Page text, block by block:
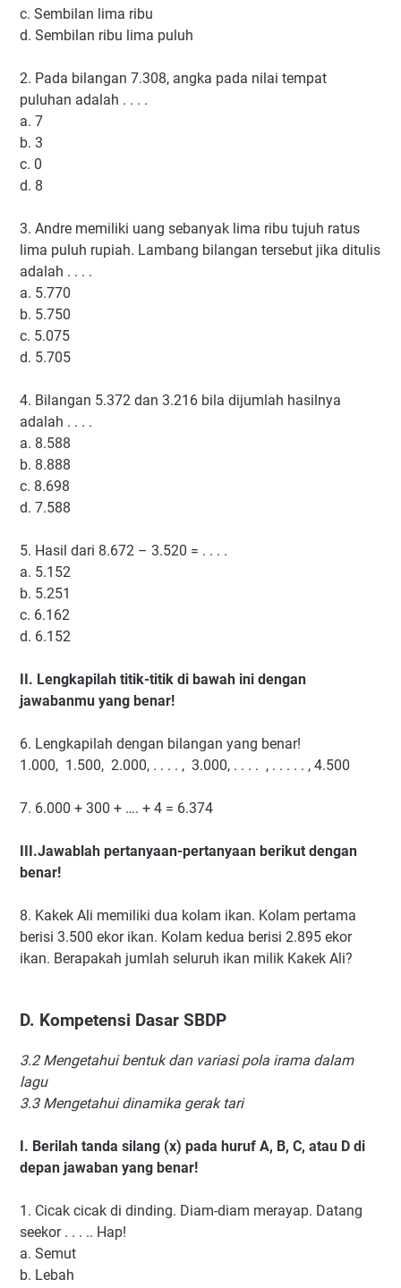
c. Sembilan lima ribu
d. Sembilan ribu lima puluh
2. Pada bilangan 7.308, angka pada nilai tempat
puluhan adalah . . . .
a. 7
b. 3
c. 0
d. 8
3. Andre memiliki uang sebanyak lima ribu tujuh ratus
lima puluh rupiah. Lambang bilangan tersebut jika ditulis
adalah . . . .
a. 5.770
b. 5.750
c. 5.075
d. 5.705
4. Bilangan 5.372 dan 3.216 bila dijumlah hasilnya
adalah . . . .
a. 8.588
b. 8.888
c. 8.698
d. 7.588
5. Hasil dari 8.672 – 3.520 = . . . .
a. 5.152
b. 5.251
c. 6.162
d. 6.152
II. Lengkapilah titik-titik di bawah ini dengan
jawabanmu yang benar!
6. Lengkapilah dengan bilangan yang benar!
1.000, 1.500, 2.000, . . . . , 3.000, . . . . , . . . . . , 4.500
7. 6.000 + 300 + …. + 4 = 6.374
III.Jawablah pertanyaan-pertanyaan berikut dengan
benar!
8. Kakek Ali memiliki dua kolam ikan. Kolam pertama
berisi 3.500 ekor ikan. Kolam kedua berisi 2.895 ekor
ikan. Berapakah jumlah seluruh ikan milik Kakek Ali?
D. Kompetensi Dasar SBDP
3.2 Mengetahui bentuk dan variasi pola irama dalam
lagu
3.3 Mengetahui dinamika gerak tari
I. Berilah tanda silang (x) pada huruf A, B, C, atau D di
depan jawaban yang benar!
1. Cicak cicak di dinding. Diam-diam merayap. Datang
seekor . . . .. Hap!
a. Semut
b. Lebah